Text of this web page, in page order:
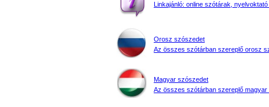
Linkajánló: online szótárak, nyelvoktató
Orosz szószedet
Az összes szótárban szereplő orosz
Magyar szószedet
Az összes szótárban szereplő magyar